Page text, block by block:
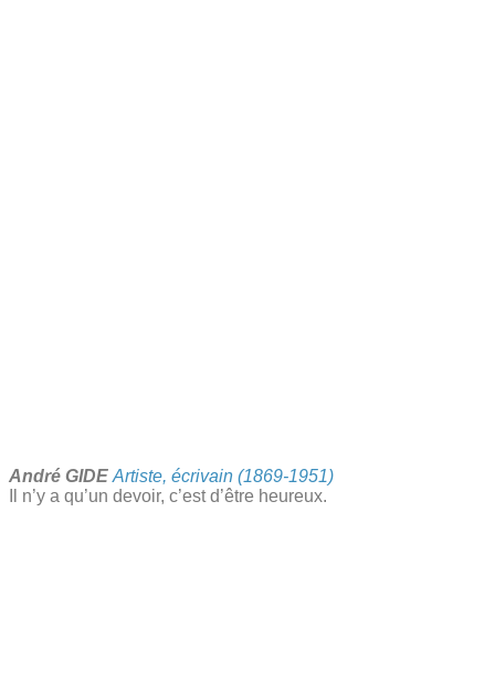
André GIDEArtiste, écrivain (1869-1951)​
Il n’y a qu’un devoir, c’est d’être heureux.